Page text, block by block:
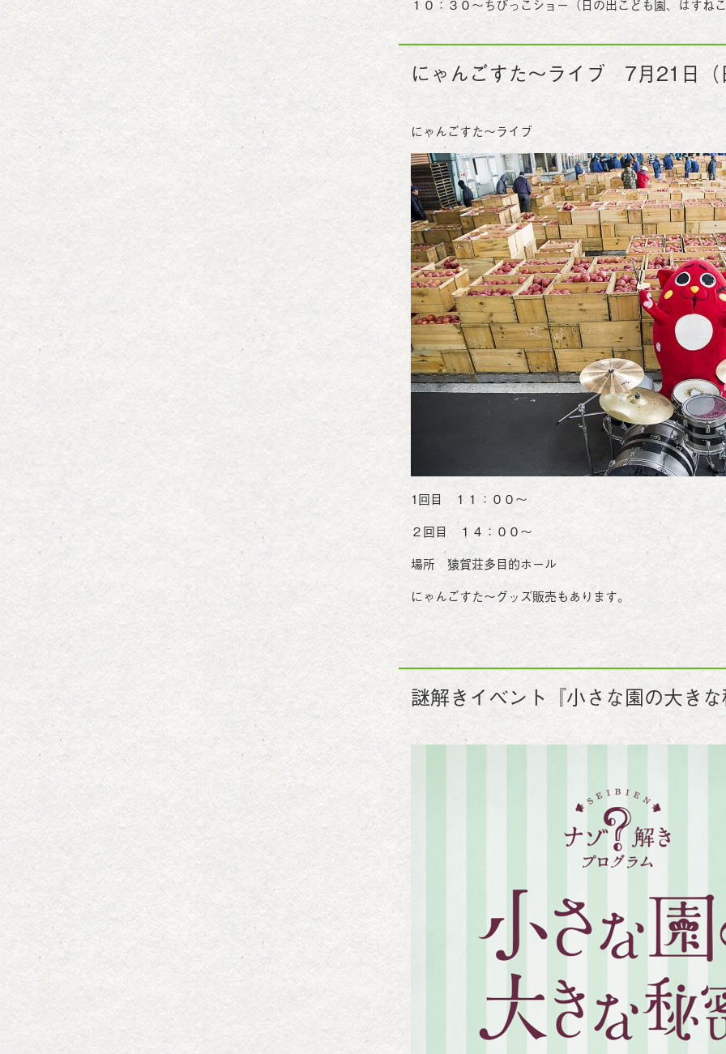
１０：３０～ちびっこショー（日の出こども園、はすね
にゃんごすた～ライブ 7月21日（
にゃんごすた～ライブ
1回目 １１：００～
２回目 １４：００～
場所 猿賀荘多目的ホール
にゃんごすた～グッズ販売もあります。
謎解きイベント『小さな園の大き